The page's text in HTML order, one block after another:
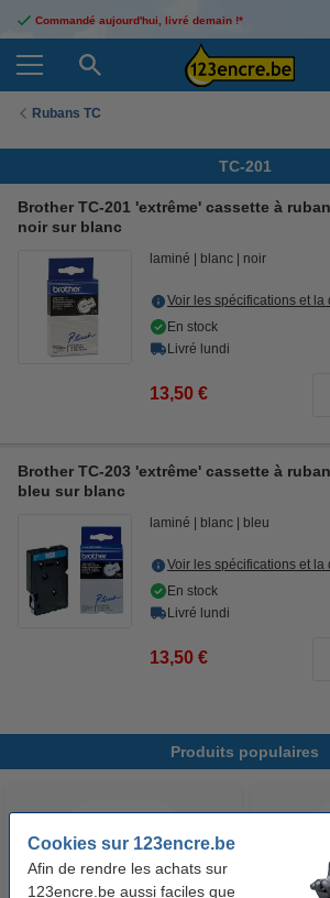
Cookies sur 123encre.be
Afin de rendre les achats sur
123encre.be aussi faciles que
Commandé aujourd'hui, livré demain !*
Rubans TC
TC-201
Brother TC-201 'extrême' cassette à
noir sur blanc
laminé blanc noir
Voir les spécifications et la
En stock
Livré lundi
13,50 €
Brother TC-203 'extrême' cassette à
bleu sur blanc
laminé blanc bleu
Voir les spécifications et la
En stock
Livré lundi
13,50 €
Produits populaires